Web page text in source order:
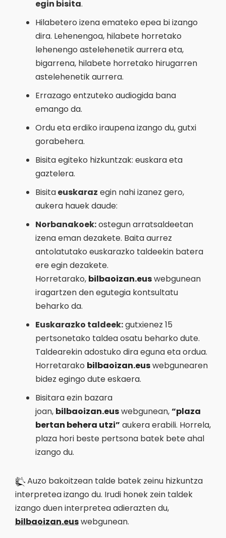
egin bisita.
Hilabetero izena emateko epea bi izango
dira. Lehenengoa, hilabete horretako
lehenengo astelehenetik aurrera eta,
bigarrena, hilabete horretako hirugarren
astelehenetik aurrera.
Errazago entzuteko audiogida bana
emango da.
Ordu eta erdiko iraupena izango du, gutxi
gorabehera.
Bisita egiteko hizkuntzak: euskara eta
gaztelera.
Bisitaeuskaraz egin nahi izanez gero,
aukera hauek daude:
Norbanakoek:ostegun arratsaldeetan
izena eman dezakete. Baita aurrez
antolatutako euskarazko taldeekin batera
ere egin dezakete.
Horretarako, bilbaoizan.euswebgunean
iragartzen den egutegia kontsultatu
beharko da.
Euskarazko taldeek:gutxienez 15
pertsonetako taldea osatu beharko dute.
Taldearekin adostuko dira eguna eta ordua.
Horretarako bilbaoizan.euswebgunearen
bidez egingo dute eskaera.
Bisitara ezin bazara
joan, bilbaoizan.euswebgunean,“plaza
bertan behera utzi” aukera erabili. Horrela,
plaza hori beste pertsona batek bete ahal
izango du.
Auzo bakoitzean talde batek zeinu hizkuntza
interpretea izango du. Irudi honek zein taldek
izango duen interpretea adierazten du,
bilbaoizan.euswebgunean.